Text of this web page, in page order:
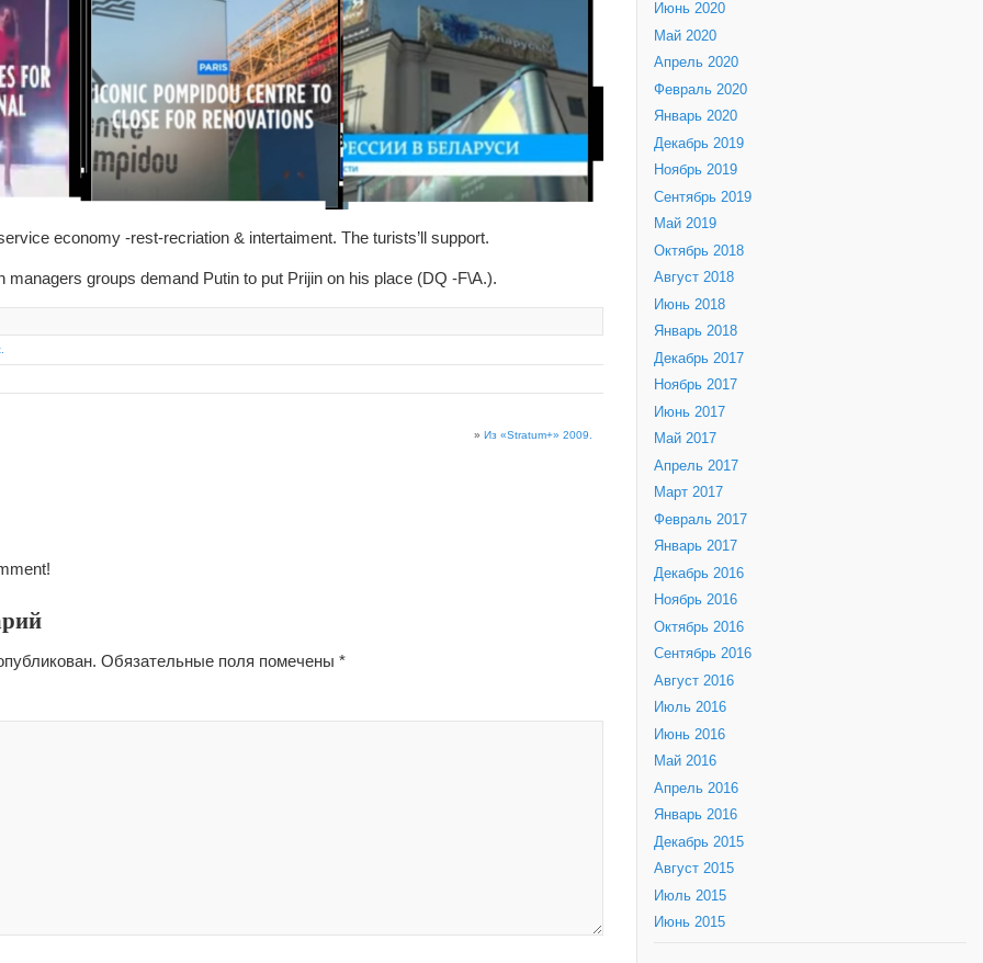
economy -rest-recriation & intertaiment. The turists’ll support.
groups demand Putin to put Prijin on his place (DQ -F\A.).
» Из «Stratum+» 2009.
Обязательные поля помечены *
Июнь 2020
Май 2020
Апрель 2020
Февраль 2020
Январь 2020
Декабрь 2019
Ноябрь 2019
Сентябрь 2019
Май 2019
Октябрь 2018
Август 2018
Июнь 2018
Январь 2018
Декабрь 2017
Ноябрь 2017
Июнь 2017
Май 2017
Апрель 2017
Март 2017
Февраль 2017
Январь 2017
Декабрь 2016
Ноябрь 2016
Октябрь 2016
Сентябрь 2016
Август 2016
Июль 2016
Июнь 2016
Май 2016
Апрель 2016
Январь 2016
Декабрь 2015
Август 2015
Июль 2015
Июнь 2015